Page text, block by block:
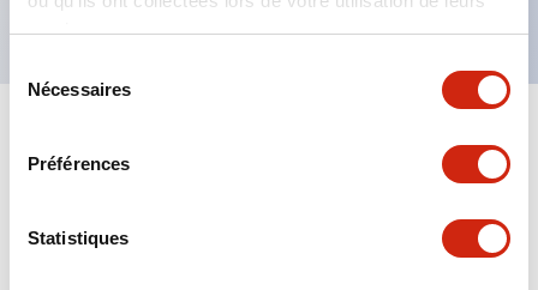
services.
Nécessaires
Préférences
Statistiques
Tout développer+